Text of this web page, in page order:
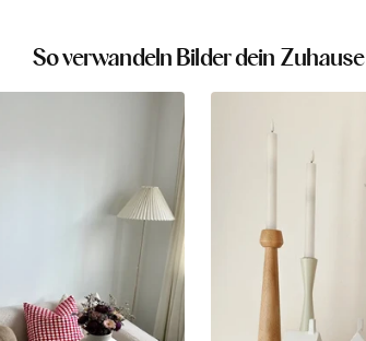
So verwandeln Bilder dein Zuhause